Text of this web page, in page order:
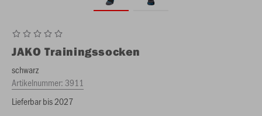
JAKO Trainingssocken
schwarz
Artikelnummer:3911
Lieferbar bis 2027